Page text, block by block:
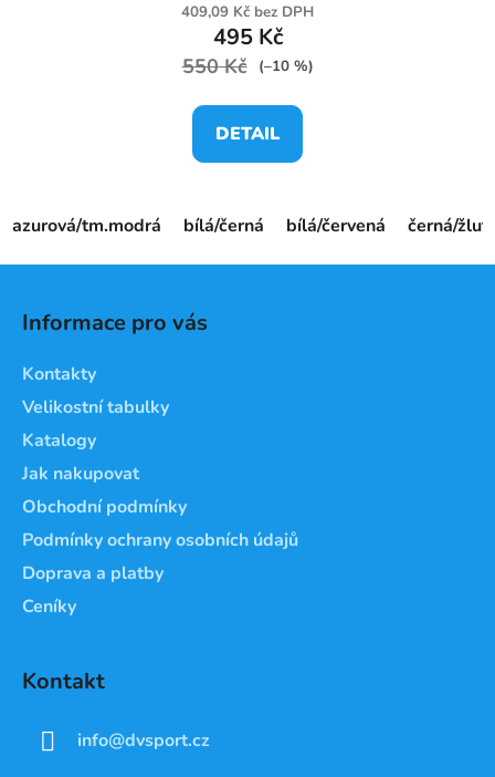
409,09 Kč bez DPH
495 Kč
550 Kč (–10 %)
DETAIL
azurová/tm.modrá bílá/černá bílá/červená černá/
Informace pro vás
Kontakty
Velikostní tabulky
Katalogy
Jak nakupovat
Obchodní podmínky
Podmínky ochrany osobních údajů
Doprava a platby
Ceníky
Kontakt
info@dvsport.cz